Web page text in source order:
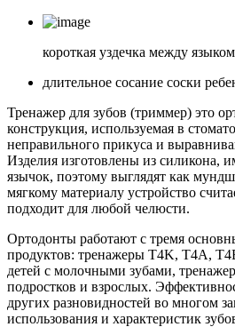
короткая уздечка между
длительное сосание соски
Тренажер для зубов (триммер) это
конструкция, используемая в
неправильного прикуса и
Изделия изготовлены из силикона,
язычок, поэтому выглядят как
мягкому материалу устройство
подходит для любой челюсти.
Ортодонты работают с тремя
продуктов: тренажеры T4K, T4A,
детей с молочными зубами,
подростков и взрослых.
других разновидностей во многом
использования и характеристик